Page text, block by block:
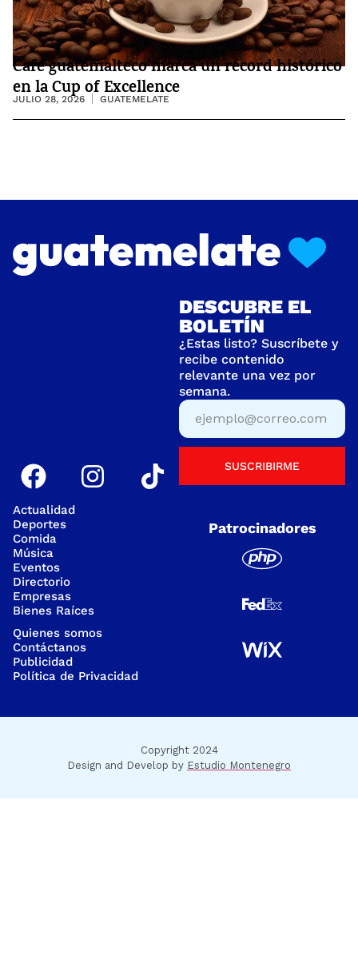
Café guatemalteco marca un récord histórico
en la Cup of Excellence
JULIO 28, 2026 GUATEMELATE
Actualidad
Deportes
Comida
Música
Eventos
Directorio
Empresas
Bienes Raíces
Quienes somos
Contáctanos
Publicidad
Política de Privacidad
DESCUBRE EL
BOLETÍN
¿Estas listo? Suscríbete y
recibe contenido
relevante una vez por
semana.
SUSCRIBIRME
Patrocinadores
Copyright 2024
Design and Develop by Estudio Montenegro